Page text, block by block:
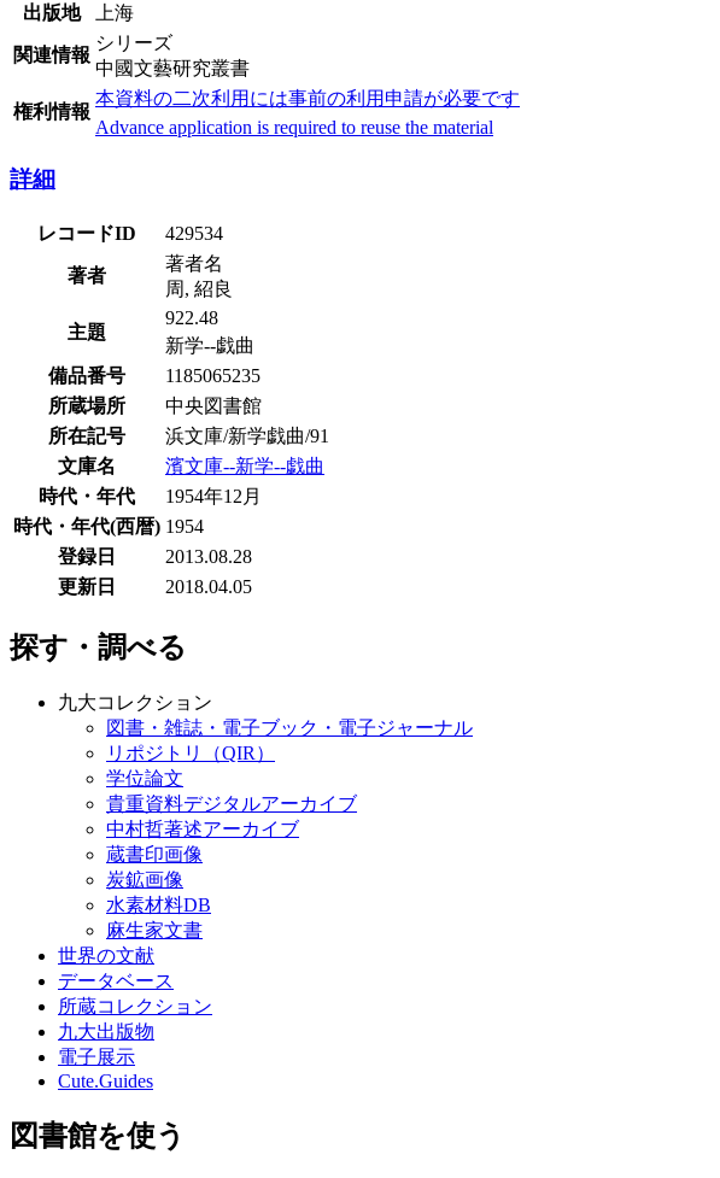
出版地
上海
関連情報
シリーズ
中國文藝研究叢書
権利情報
本資料の二次利用には事前の利用申請が必要です
Advance application is required to reuse the material
詳細
レコードID 429534
著者
著者名
周, 紹良
主題
922.48
新学--戯曲
備品番号
1185065235
所蔵場所
中央図書館
所在記号
浜文庫/新学戯曲/91
文庫名
濱文庫--新学--戯曲
時代・年代
1954年12月
時代・年代(西暦) 1954
登録日
2013.08.28
更新日
2018.04.05
探す・調べる
九大コレクション
図書・雑誌・電子ブック・電子ジャーナル
リポジトリ（QIR）
学位論文
貴重資料デジタルアーカイブ
中村哲著述アーカイブ
蔵書印画像
炭鉱画像
水素材料DB
麻生家文書
世界の文献
データベース
所蔵コレクション
九大出版物
電子展示
Cute.Guides
図書館を使う